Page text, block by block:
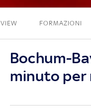
FORMAZIONI
Bochum-
minuto per